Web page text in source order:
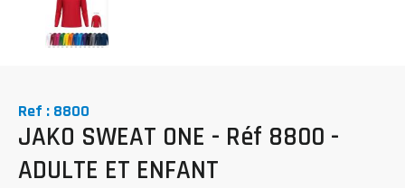
Ref : 8800
JAKO SWEAT ONE - Réf 8800 -
ADULTE ET ENFANT